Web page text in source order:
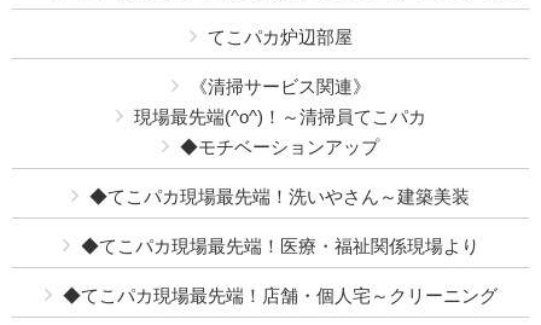
てこパカ炉辺部屋
《清掃サービス関連》
現場最先端(^o^)！～清掃員てこパカ
◆モチベーションアップ
◆てこパカ現場最先端！洗いやさん～建築美装
◆てこパカ現場最先端！医療・福祉関係現場より
◆てこパカ現場最先端！店舗・個人宅～クリーニング